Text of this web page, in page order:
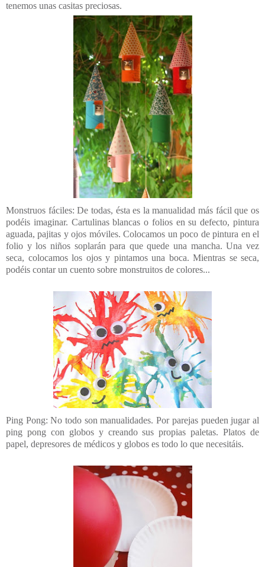
tenemos unas casitas preciosas.
Monstruos fáciles: De todas, ésta es la manualidad más fácil que os
podéis imaginar. Cartulinas blancas o folios en su defecto, pintura
aguada, pajitas y ojos móviles. Colocamos un poco de pintura en el
folio y los niños soplarán para que quede una mancha. Una vez
seca, colocamos los ojos y pintamos una boca. Mientras se seca,
podéis contar un cuento sobre monstruitos de colores...
Ping Pong: No todo son manualidades. Por parejas pueden jugar al
ping pong con globos y creando sus propias paletas. Platos de
papel, depresores de médicos y globos es todo lo que necesitáis.